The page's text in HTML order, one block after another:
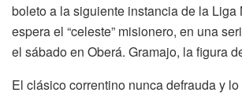
boleto a la siguiente instancia de la
espera el “celeste” misionero, en una
el sábado en Oberá. Gramajo, la figura
El clásico correntino nunca defrauda y